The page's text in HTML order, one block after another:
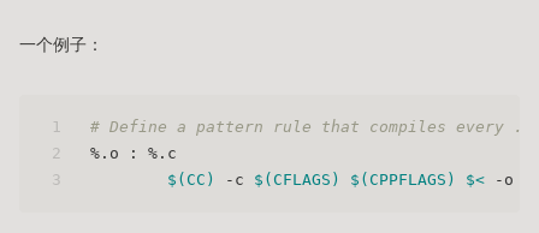
一个例子：
1
2
3
# Define a pattern rule that compiles
%.o : %.c
$(CC)
-c $(CFLAGS) $(CPPFLAGS) $< -o